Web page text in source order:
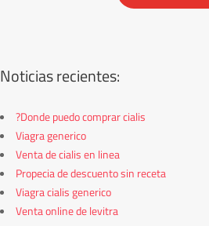
Noticias recientes:
?Donde puedo comprar cialis
Viagra generico
Venta de cialis en linea
Propecia de descuento sin receta
Viagra cialis generico
Venta online de levitra